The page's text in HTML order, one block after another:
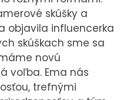
skúšky a
objavila influencerka
skúškach sme sa
novú
voľba. Ema nás
trefnými